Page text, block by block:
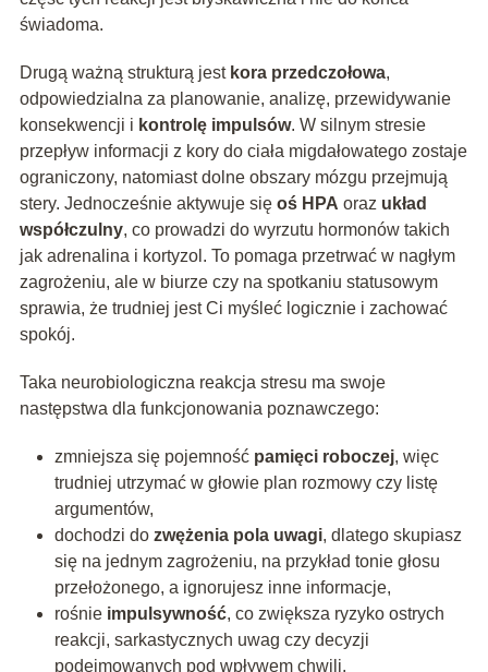
świadoma.
Drugą ważną strukturą jest kora przedczołowa,
odpowiedzialna za planowanie, analizę, przewidywanie
konsekwencji i kontrolę impulsów. W silnym stresie
przepływ informacji z kory do ciała migdałowatego zostaje
ograniczony, natomiast dolne obszary mózgu przejmują
stery. Jednocześnie aktywuje się oś HPA oraz układ
współczulny, co prowadzi do wyrzutu hormonów takich
jak adrenalina i kortyzol. To pomaga przetrwać w nagłym
zagrożeniu, ale w biurze czy na spotkaniu statusowym
sprawia, że trudniej jest Ci myśleć logicznie i zachować
spokój.
Taka neurobiologiczna reakcja stresu ma swoje
następstwa dla funkcjonowania poznawczego:
zmniejsza się pojemność pamięci roboczej, więc
trudniej utrzymać w głowie plan rozmowy czy listę
argumentów,
dochodzi do zwężenia pola uwagi, dlatego skupiasz
się na jednym zagrożeniu, na przykład tonie głosu
przełożonego, a ignorujesz inne informacje,
rośnie impulsywność, co zwiększa ryzyko ostrych
reakcji, sarkastycznych uwag czy decyzji
podejmowanych pod wpływem chwili.